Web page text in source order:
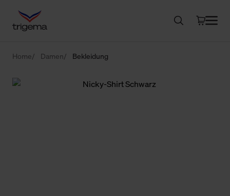
Home Damen Bekleidung